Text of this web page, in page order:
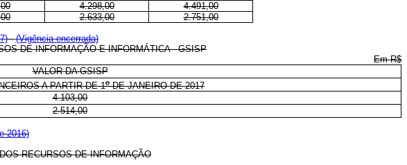
4.298,00
4.491,00
2.633,00
2.751,00
(Vigência encerrada)
DE INFORMAÇÃO E INFORMÁTICA - GSISP
Em R$
VALOR DA GSISP
A PARTIR DE 1oDE JANEIRO DE 2017
4.103,00
2.514,00
2016)
RECURSOS DE INFORMAÇÃO